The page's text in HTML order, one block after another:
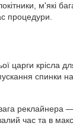
м'які
процедури.
царги крісла
спинки
час та в